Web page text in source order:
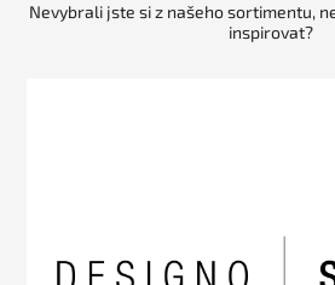
Nevybrali jste si z našeho sortimentu,
inspirovat?